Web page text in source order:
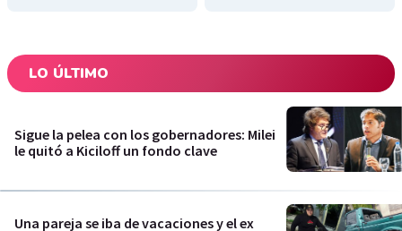
LO ÚLTIMO
Sigue la pelea con los gobernadores: Milei
le quitó a Kiciloff un fondo clave
Una pareja se iba de vacaciones y el ex